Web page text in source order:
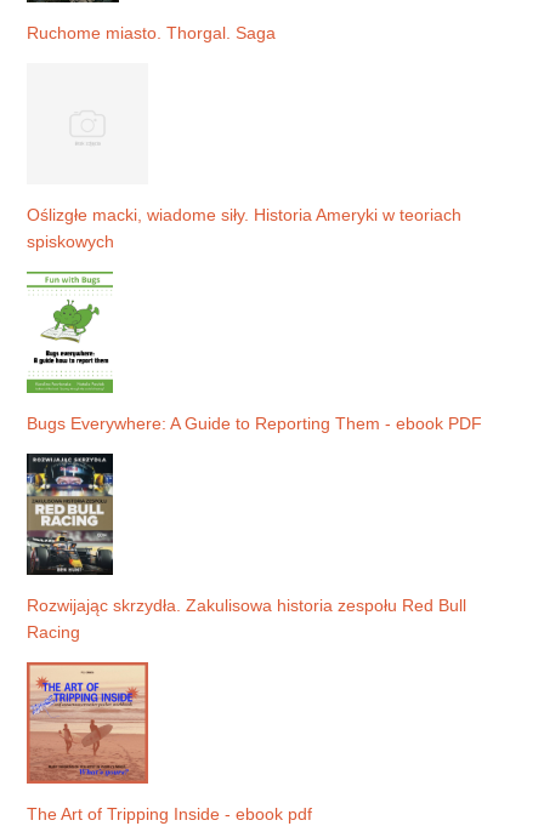
Ruchome miasto. Thorgal. Saga
Oślizgłe macki, wiadome siły. Historia Ameryki w teoriach
spiskowych
Bugs Everywhere: A Guide to Reporting Them - ebook PDF
Rozwijając skrzydła. Zakulisowa historia zespołu Red Bull
Racing
The Art of Tripping Inside - ebook pdf